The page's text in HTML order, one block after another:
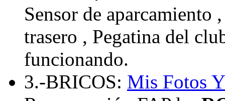
Sensor de
trasero , Pegatina del
funcionando.
3.-BRICOS: Mis Fotos